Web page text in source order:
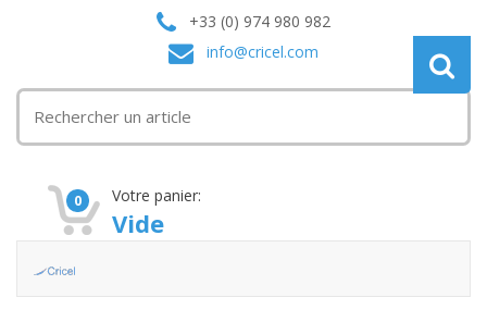
+33 (0) 974 980 982
info@cricel.com
0 Votre panier:
Vide